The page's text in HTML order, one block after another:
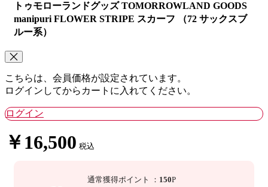
トゥモローランドグッズ TOMORROWLAND GOODS
manipuri FLOWER STRIPE スカーフ （72 サックスブ
ルー系）
こちらは、会員価格が設定されています。
ログインしてからカートに入れてください。
ログイン
￥16,500 税込
通常獲得ポイント ： 150P